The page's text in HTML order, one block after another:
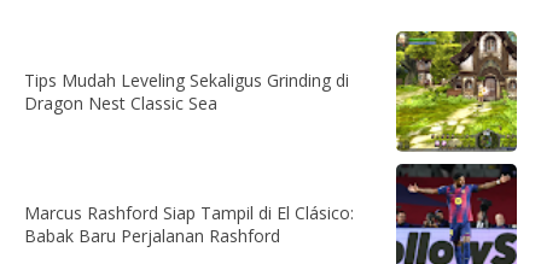
Tips Mudah Leveling Sekaligus Grinding di
Dragon Nest Classic Sea
Marcus Rashford Siap Tampil di El Clásico:
Babak Baru Perjalanan Rashford